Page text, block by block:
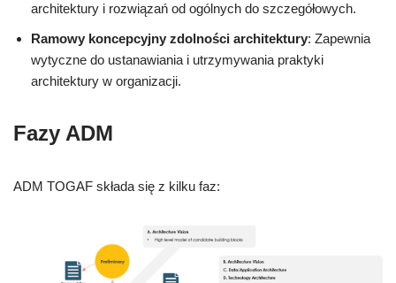
architektury i rozwiązań od ogólnych do szczegółowych.
Ramowy koncepcyjny zdolności architektury: Zapewnia
wytyczne do ustanawiania i utrzymywania praktyki
architektury w organizacji.
Fazy ADM
ADM TOGAF składa się z kilku faz: